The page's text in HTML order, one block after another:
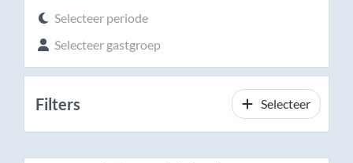
Selecteer periode
Selecteer gastgroep
Filters Selecteer